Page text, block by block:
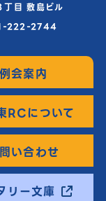
目 敷島ビル
222-2744
例会案内
RCについて
い合わせ
リー文庫